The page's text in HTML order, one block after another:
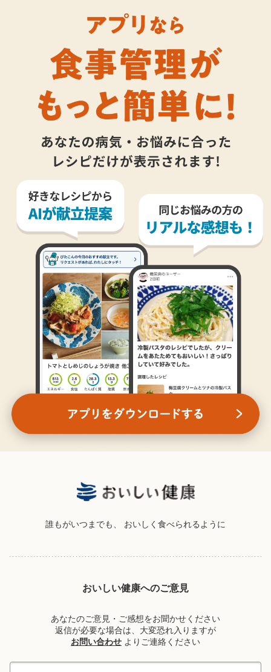
誰もがいつまでも、 おいしく食べられるように
おいしい健康へのご意見
あなたのご意見・ご感想をお聞かせください
返信が必要な場合は、大変恐れ入りますが
お問い合わせ よりご連絡ください